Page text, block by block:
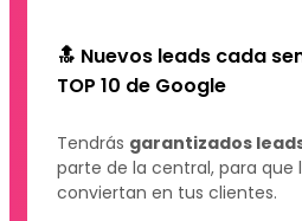
🔝 Nuevos leads cada
TOP 10 de Google
Tendrás garantizados
parte de la central, para que
conviertan en tus clientes.